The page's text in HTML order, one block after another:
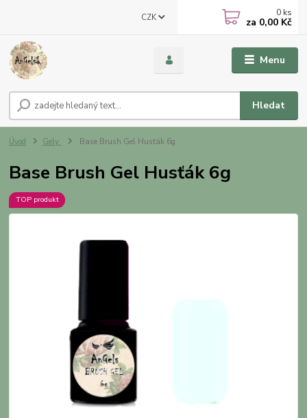
Menu
CZK
Hledat
0 ks
za 0,00 Kč
Úvod Gely Base Brush Gel Husťák 6g
Base Brush Gel Husťák 6g
TOP produkt